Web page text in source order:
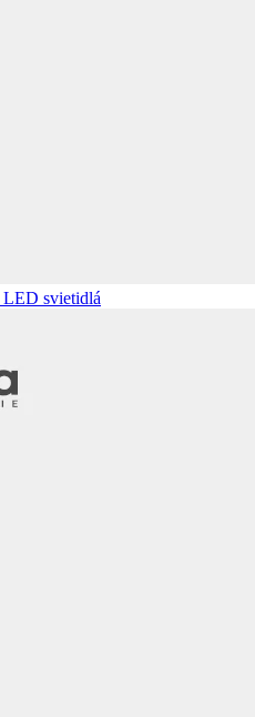
LED svietidlá